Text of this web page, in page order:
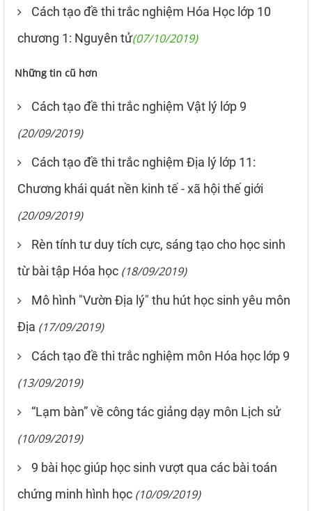
Cách tạo đề thi trắc nghiệm Hóa Học lớp 10
chương 1: Nguyên tử(07/10/2019)
Những tin cũ hơn
Cách tạo đề thi trắc nghiệm Vật lý lớp 9
(20/09/2019)
Cách tạo đề thi trắc nghiệm Địa lý lớp 11:
Chương khái quát nền kinh tế - xã hội thế giới
(20/09/2019)
Rèn tính tư duy tích cực, sáng tạo cho học sinh
từ bài tập Hóa học (18/09/2019)
Mô hình "Vườn Địa lý" thu hút học sinh yêu môn
Địa (17/09/2019)
Cách tạo đề thi trắc nghiệm môn Hóa học lớp 9
(13/09/2019)
“Lạm bàn” về công tác giảng dạy môn Lịch sử
(10/09/2019)
9 bài học giúp học sinh vượt qua các bài toán
chứng minh hình học (10/09/2019)